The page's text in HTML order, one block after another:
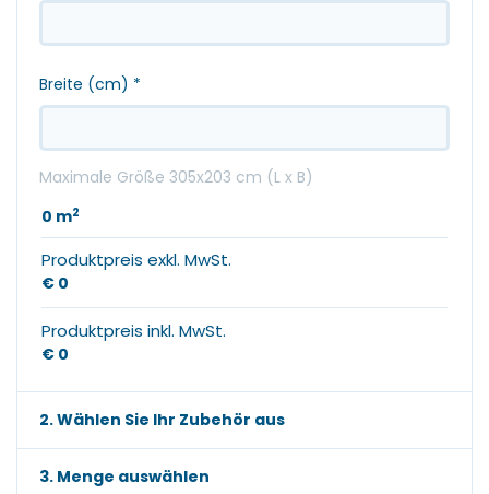
Breite (cm) *
Maximale Größe 305x203 cm (L x B)
0 m2
Produktpreis exkl. MwSt.
€ 0
Produktpreis inkl. MwSt.
€ 0
2. Wählen Sie Ihr Zubehör aus
3. Menge auswählen